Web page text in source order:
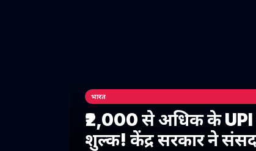
भारत
₹2,000 से अधिक के
शुल्क! केंद्र सरकार ने